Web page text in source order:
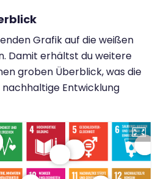
Grafik auf die weißen
Damit erhältst du weitere
groben Überblick, was die
nachhaltige Entwicklung